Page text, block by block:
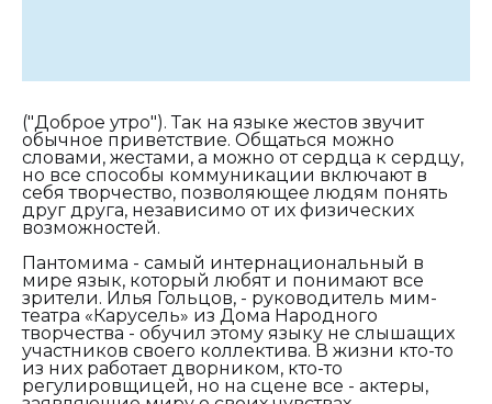
("Доброе утро"). Так на языке жестов звучит
обычное приветствие. Общаться можно
словами, жестами, а можно от сердца к сердцу,
но все способы коммуникации включают в
себя творчество, позволяющее людям понять
друг друга, независимо от их физических
возможностей.
Пантомима - самый интернациональный в
мире язык, который любят и понимают все
зрители. Илья Гольцов, - руководитель мим-
театра «Карусель» из Дома Народного
творчества - обучил этому языку не слышащих
участников своего коллектива. В жизни кто-то
из них работает дворником, кто-то
регулировщицей, но на сцене все - актеры,